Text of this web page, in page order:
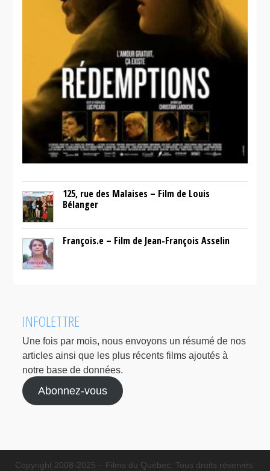
125, rue des Malaises – Film de Louis
Bélanger
François.e – Film de Jean-François Asselin
INFOLETTRE
Une fois par mois, nous envoyons un résumé de nos
articles ainsi que les plus récents films ajoutés à
notre base de données.
Abonnez-vous
Copyright 2008-2025 – Films du Québec. Tous droits réservés.